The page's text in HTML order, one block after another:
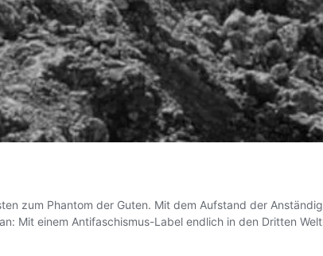
zum Phantom der Guten. Mit dem Aufstand der
Mit einem Antifaschismus-Label endlich in den Dritten